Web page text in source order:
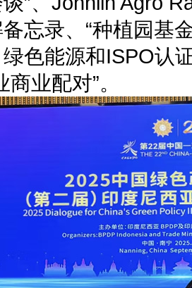
忘录、“种植园基
色能源和ISPO认
业配对”。